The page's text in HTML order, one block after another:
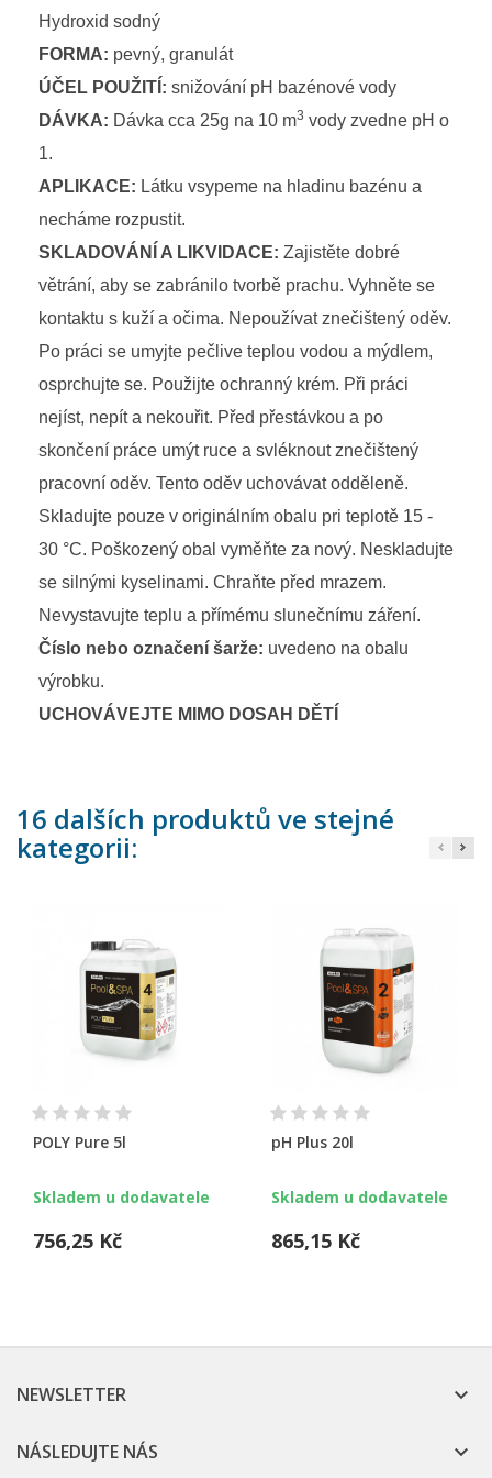
Hydroxid sodný
FORMA: pevný, granulát
ÚČEL POUŽITÍ: snižování pH bazénové vody
DÁVKA: Dávka cca 25g na 10 m3 vody zvedne pH o
1.
APLIKACE: Látku vsypeme na hladinu bazénu a
necháme rozpustit.
SKLADOVÁNÍ A LIKVIDACE: Zajistěte dobré
větrání, aby se zabránilo tvorbě prachu. Vyhněte se
kontaktu s kuží a očima. Nepoužívat znečištený oděv.
Po práci se umyjte pečlive teplou vodou a mýdlem,
osprchujte se. Použijte ochranný krém. Při práci
nejíst, nepít a nekouřit. Před přestávkou a po
skončení práce umýt ruce a svléknout znečištený
pracovní oděv. Tento oděv uchovávat odděleně.
Skladujte pouze v originálním obalu pri teplotě 15 -
30 °C. Poškozený obal vyměňte za nový. Neskladujte
se silnými kyselinami. Chraňte před mrazem.
Nevystavujte teplu a přímému slunečnímu záření.
Číslo nebo označení šarže: uvedeno na obalu
výrobku.
UCHOVÁVEJTE MIMO DOSAH DĚTÍ
16 dalších produktů ve stejné
kategorii:
POLY Pure 5l
Skladem u dodavatele
756,25 Kč
pH Plus 20l
Skladem u dodavatele
865,15 Kč
NEWSLETTER 
NÁSLEDUJTE NÁS 